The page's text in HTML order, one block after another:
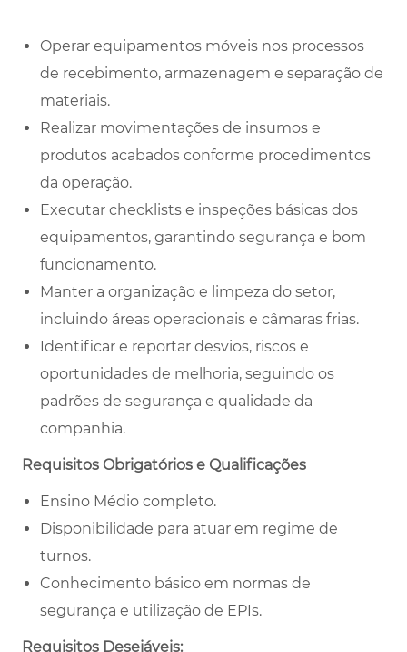
Operar equipamentos móveis nos processos
de recebimento, armazenagem e separação de
materiais.
Realizar movimentações de insumos e
produtos acabados conforme procedimentos
da operação.
Executar checklists e inspeções básicas dos
equipamentos, garantindo segurança e bom
funcionamento.
Manter a organização e limpeza do setor,
incluindo áreas operacionais e câmaras frias.
Identificar e reportar desvios, riscos e
oportunidades de melhoria, seguindo os
padrões de segurança e qualidade da
companhia.
Requisitos Obrigatórios e Qualificações
Ensino Médio completo.
Disponibilidade para atuar em regime de
turnos.
Conhecimento básico em normas de
segurança e utilização de EPIs.
Requisitos Desejáveis: